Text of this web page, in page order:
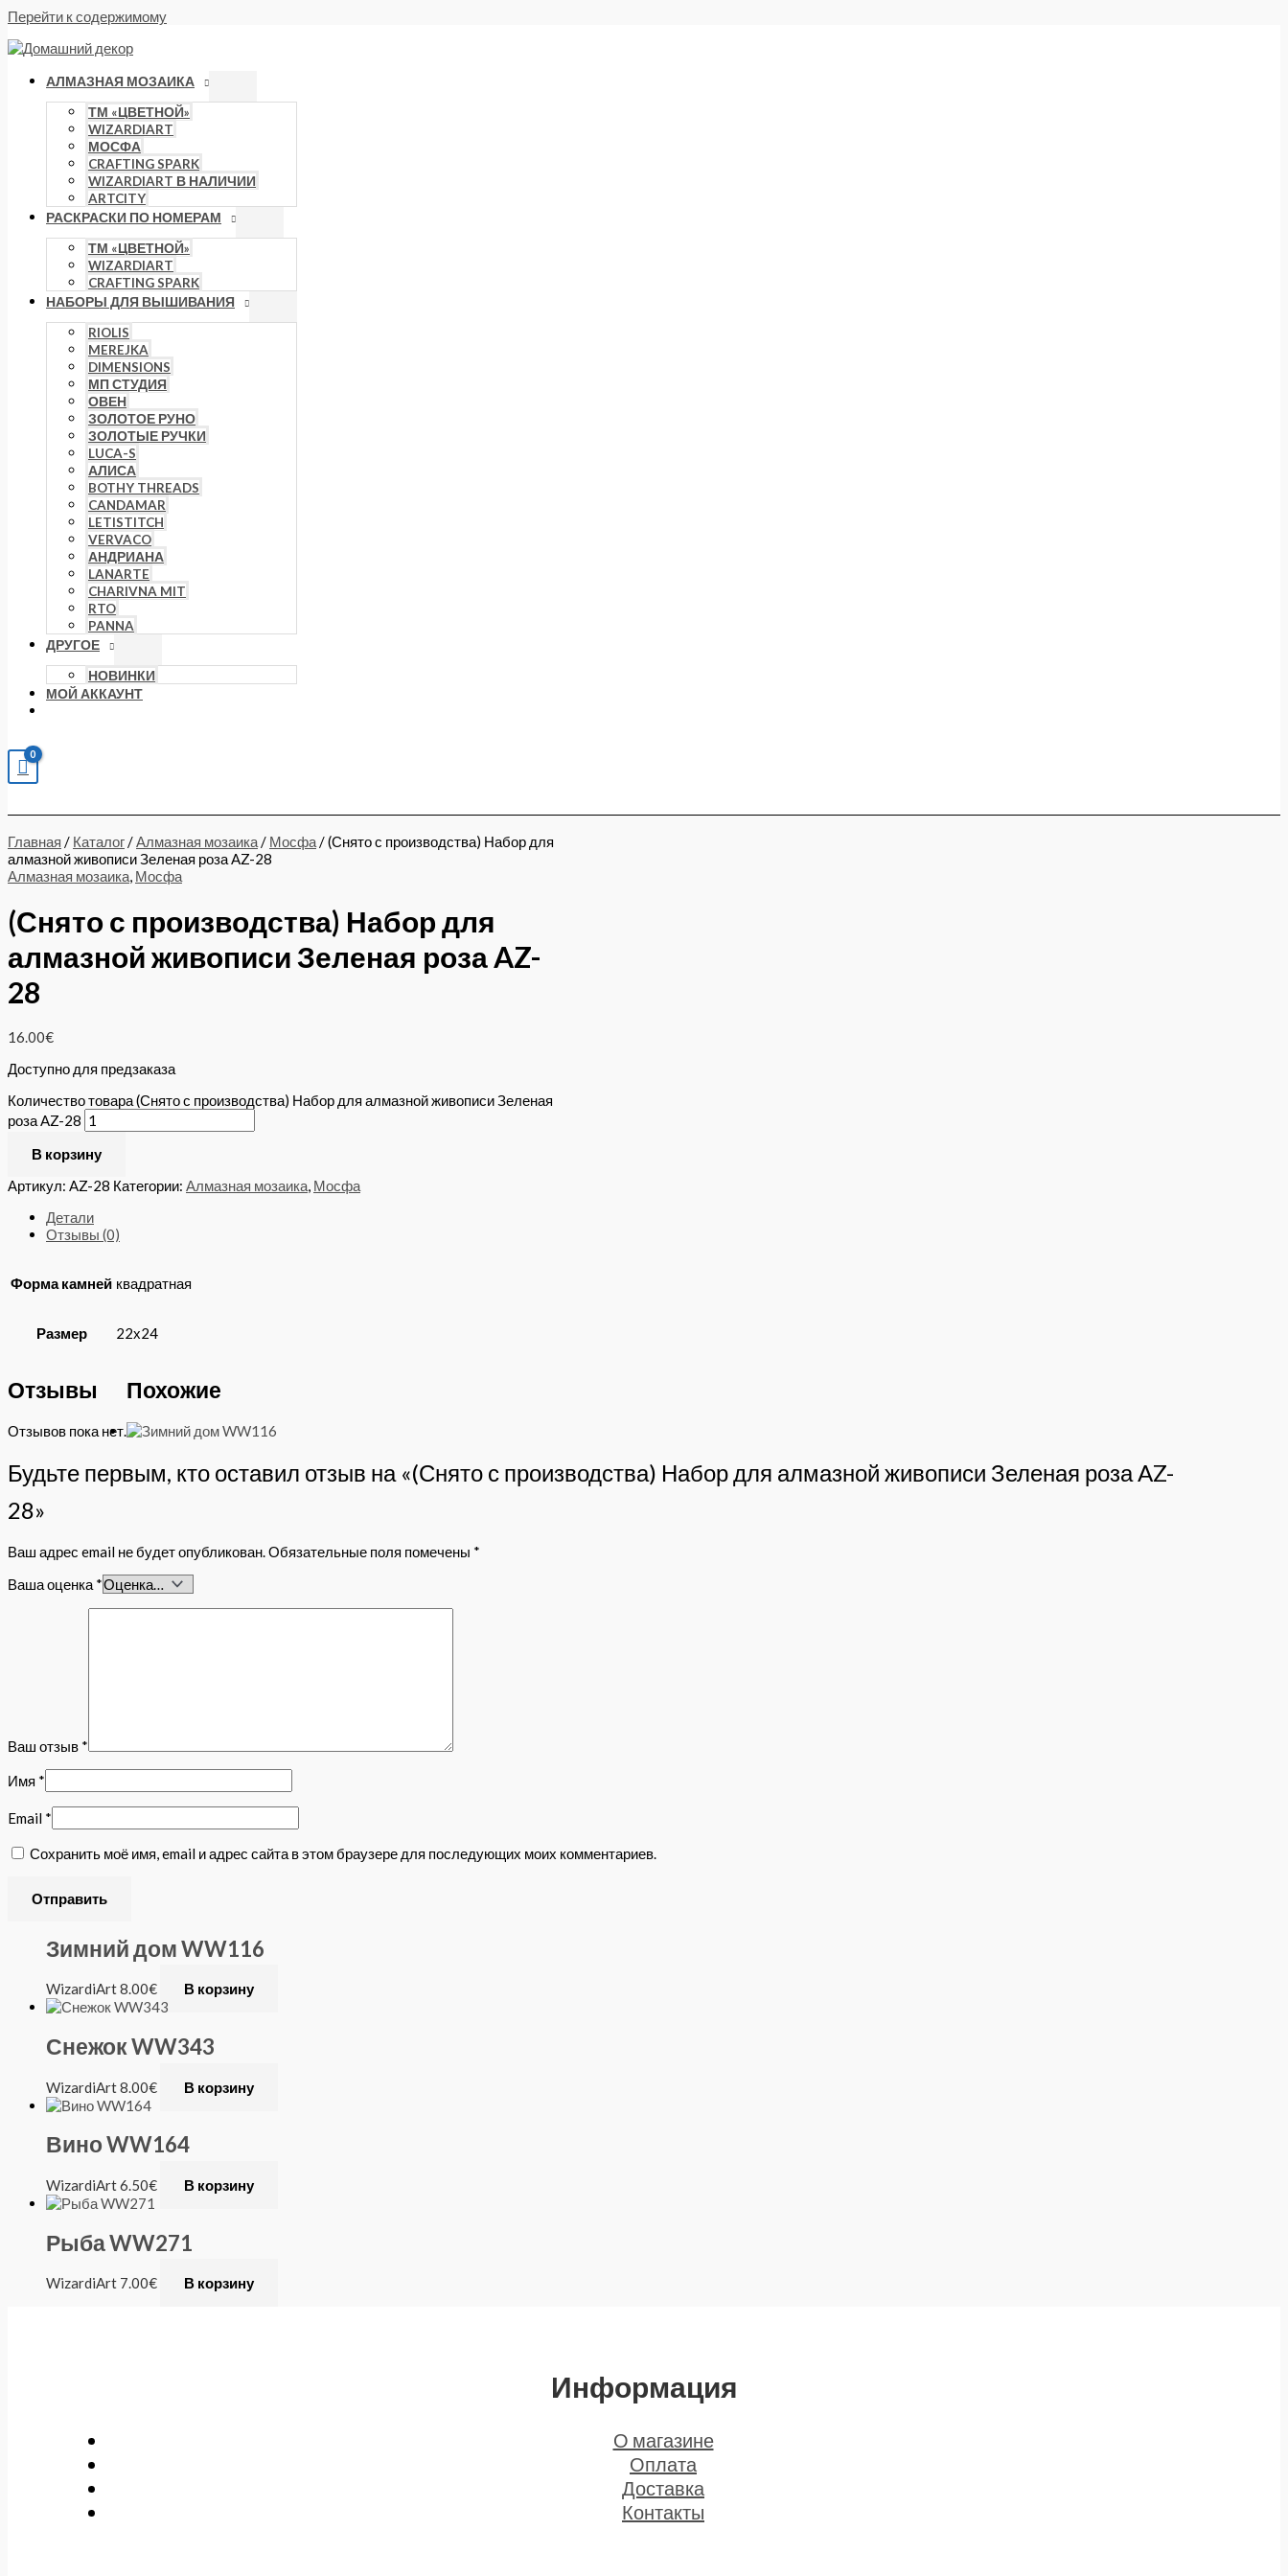
Перейти к содержимому
АЛМАЗНАЯ МОЗАИКА
ТМ «ЦВЕТНОЙ»
WIZARDIART
МОСФА
CRAFTING SPARK
WIZARDIART В НАЛИЧИИ
ARTCITY
РАСКРАСКИ ПО НОМЕРАМ
ТМ «ЦВЕТНОЙ»
WIZARDIART
CRAFTING SPARK
НАБОРЫ ДЛЯ ВЫШИВАНИЯ
RIOLIS
MEREJKA
DIMENSIONS
МП СТУДИЯ
ОВЕН
ЗОЛОТОЕ РУНО
ЗОЛОТЫЕ РУЧКИ
LUCA-S
АЛИСА
BOTHY THREADS
CANDAMAR
LETISTITCH
VERVACO
АНДРИАНА
LANARTE
CHARIVNA MIT
RTO
PANNA
ДРУГОЕ
НОВИНКИ
МОЙ АККАУНТ
Главная / Каталог/Алмазная мозаика/ Мосфа/ (Снято с производства) Набор для
алмазной живописи Зеленая роза AZ-28
Алмазная мозаика, Мосфа
(Снято с производства) Набор для
алмазной живописи Зеленая роза AZ-
28
16.00€
Доступно для предзаказа
Количество товара (Снято с производства) Набор для алмазной живописи Зеленая
роза AZ-28
В корзину
Артикул: AZ-28 Категории: Алмазная мозаика, Мосфа
Детали
Отзывы (0)
Форма камней квадратная
Размер 22х24
Отзывы
Отзывов пока нет.
Будьте первым, кто оставил отзыв на «(Снято с производства) Набор для алмазной живописи Зеленая роза AZ-
28»
Ваш адрес email не будет опубликован. Обязательные поля помечены *
Ваша оценка *
Ваш отзыв *
Имя *
Email *
Сохранить моё имя, email и адрес сайта в этом браузере для последующих моих комментариев.
Похожие
Зимний дом WW116
WizardiArt8.00€ В корзину
Снежок WW343
WizardiArt8.00€ В корзину
Вино WW164
WizardiArt6.50€ В корзину
Рыба WW271
WizardiArt 7.00€ В корзину
Информация
О магазине
Оплата
Доставка
Контакты